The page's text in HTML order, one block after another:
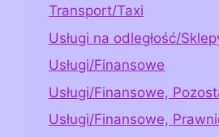
Transport/Taxi
Usługi na odległość/
Usługi/Finansowe
Usługi/Finansowe,
Usługi/Finansowe,